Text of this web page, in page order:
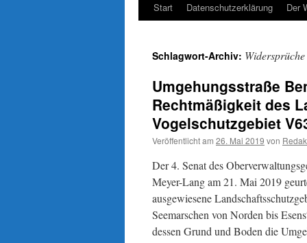
Start Datenschutzerklärung Der
Schlagwort-Archiv: Widersprüche
Umgehungsstraße
Rechtmäßigkeit des
Vogelschutzgebiet
Veröffentlicht am 26. Mai 2019 von
Der 4. Senat des
Meyer-Lang am 21. Mai 2019
ausgewiesene
Seemarschen von Norden bis
dessen Grund und Boden die